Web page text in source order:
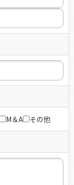
M＆A その他